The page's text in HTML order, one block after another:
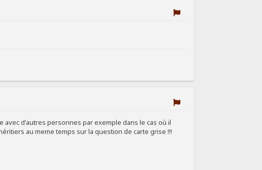
d'autres personnes par exemple dans le cas où il
au meme temps sur la question de carte grise !!!